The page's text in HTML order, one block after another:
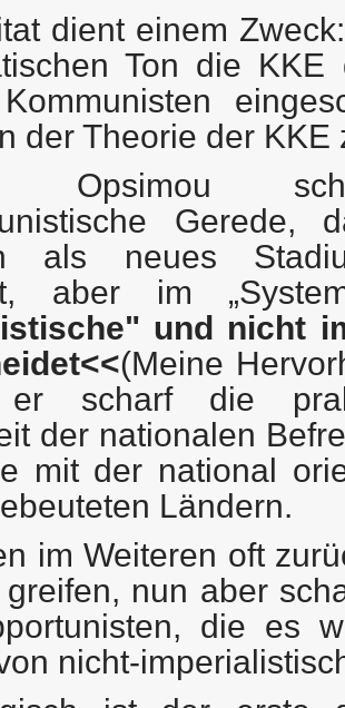
dient einem
Ton die
der Theorie der KKE
Opsimou
Gerede,
als neues
aber im
und nicht
(Meine
er scharf die
der nationalen
mit der national
Ländern.
im Weiteren oft
nun aber
die es
nicht-